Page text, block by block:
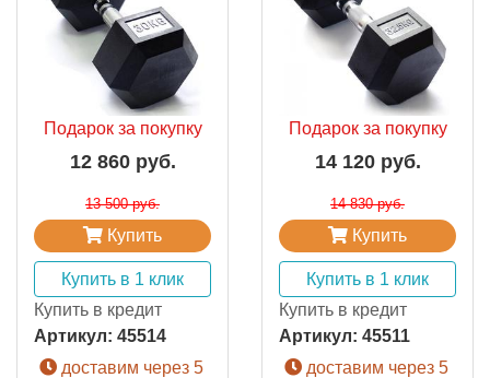
Подарок за покупку
12 860 руб.
13 500 руб.
Купить
Купить в 1 клик
Купить в кредит
Артикул: 45514
доставим через 5
Подарок за покупку
14 120 руб.
14 830 руб.
Купить
Купить в 1 клик
Купить в кредит
Артикул: 45511
доставим через 5